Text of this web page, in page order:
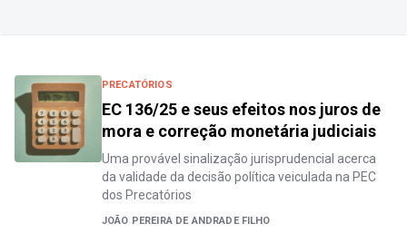
PRECATÓRIOS
EC 136/25 e seus efeitos nos juros de
mora e correção monetária judiciais
Uma provável sinalização jurisprudencial acerca
da validade da decisão política veiculada na PEC
dos Precatórios
JOÃO PEREIRA DE ANDRADE FILHO